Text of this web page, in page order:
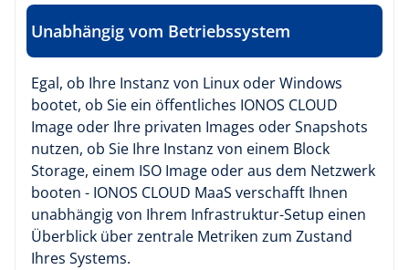
Unabhängig vom Betriebssystem
Egal, ob Ihre Instanz von Linux oder Windows
bootet, ob Sie ein öffentliches IONOS CLOUD
Image oder Ihre privaten Images oder Snapshots
nutzen, ob Sie Ihre Instanz von einem Block
Storage, einem ISO Image oder aus dem Netzwerk
booten - IONOS CLOUD MaaS verschafft Ihnen
unabhängig von Ihrem Infrastruktur-Setup einen
Überblick über zentrale Metriken zum Zustand
Ihres Systems.